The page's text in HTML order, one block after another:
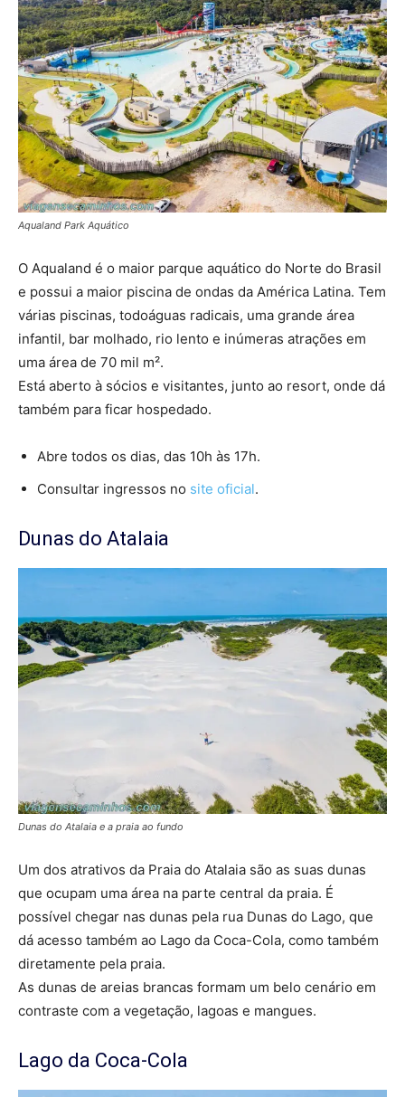
Aqualand Park Aquático
O Aqualand é o maior parque aquático do Norte do Brasil
e possui a maior piscina de ondas da América Latina. Tem
várias piscinas, todoáguas radicais, uma grande área
infantil, bar molhado, rio lento e inúmeras atrações em
uma área de 70 mil m².
Está aberto à sócios e visitantes, junto ao resort, onde dá
também para ficar hospedado.
Abre todos os dias, das 10h às 17h.
Consultar ingressos no site oficial.
Dunas do Atalaia
Dunas do Atalaia e a praia ao fundo
Um dos atrativos da Praia do Atalaia são as suas dunas
que ocupam uma área na parte central da praia. É
possível chegar nas dunas pela rua Dunas do Lago, que
dá acesso também ao Lago da Coca-Cola, como também
diretamente pela praia.
As dunas de areias brancas formam um belo cenário em
contraste com a vegetação, lagoas e mangues.
Lago da Coca-Cola